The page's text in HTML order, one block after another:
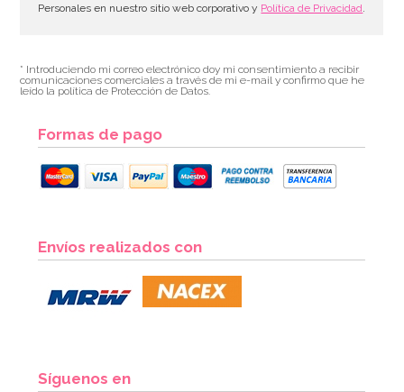
Personales en nuestro sitio web corporativo y Política de Privacidad.
* Introduciendo mi correo electrónico doy mi consentimiento a recibir
comunicaciones comerciales a través de mi e-mail y confirmo que he
leído la política de Protección de Datos.
Formas de pago
Envíos realizados con
Síguenos en